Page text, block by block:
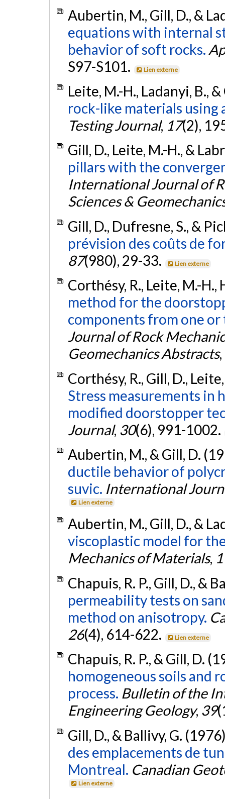
Aubertin, M., Gill, D., &
equations with internal
behavior of soft rocks.
S97-S101.
Lien externe
Leite, M.-H., Ladanyi, B.,
rock-like materials using
Testing Journal, 17(2),
Gill, D., Leite, M.-H., &
pillars with the
International Journal of
Sciences &
Gill, D., Dufresne, S., &
prévision des coûts de
87(980), 29-33. Lien externe
Corthésy, R., Leite, M.-H.,
method for the
components from one
Journal of Rock
Geomechanics Abstracts,
Corthésy, R., Gill, D.,
Stress measurements in
modified doorstopper
Journal, 30(6), 991-1002.
Aubertin, M., & Gill, D.
ductile behavior of
suvic. International
Lien externe
Aubertin, M., Gill, D., &
viscoplastic model for
Mechanics of Materials,
Chapuis, R. P., Gill, D., &
permeability tests on
method on anisotropy.
26(4), 614-622. Lien externe
Chapuis, R. P., & Gill, D.
homogeneous soils and
process. Bulletin of the
Engineering Geology, 39
Gill, D., & Ballivy, G.
des emplacements de
Montreal. Canadian
Lien externe